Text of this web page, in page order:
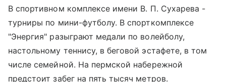
В спортивном комплексе имени В. П. Сухарева -
турниры по мини-футболу. В спорткомплексе
"Энергия" разыграют медали по волейболу,
настольному теннису, в беговой эстафете, в том
числе семейной. На пермской набережной
предстоит забег на пять тысяч метров.